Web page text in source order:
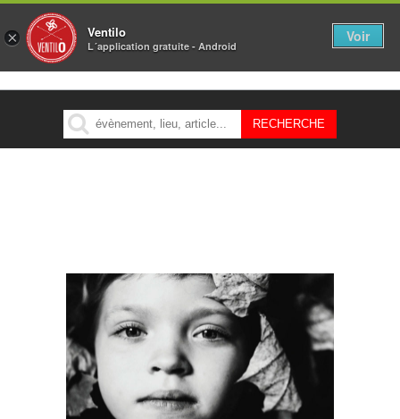
MENU
× Ventilo
L´application gratuite - Android
Voir